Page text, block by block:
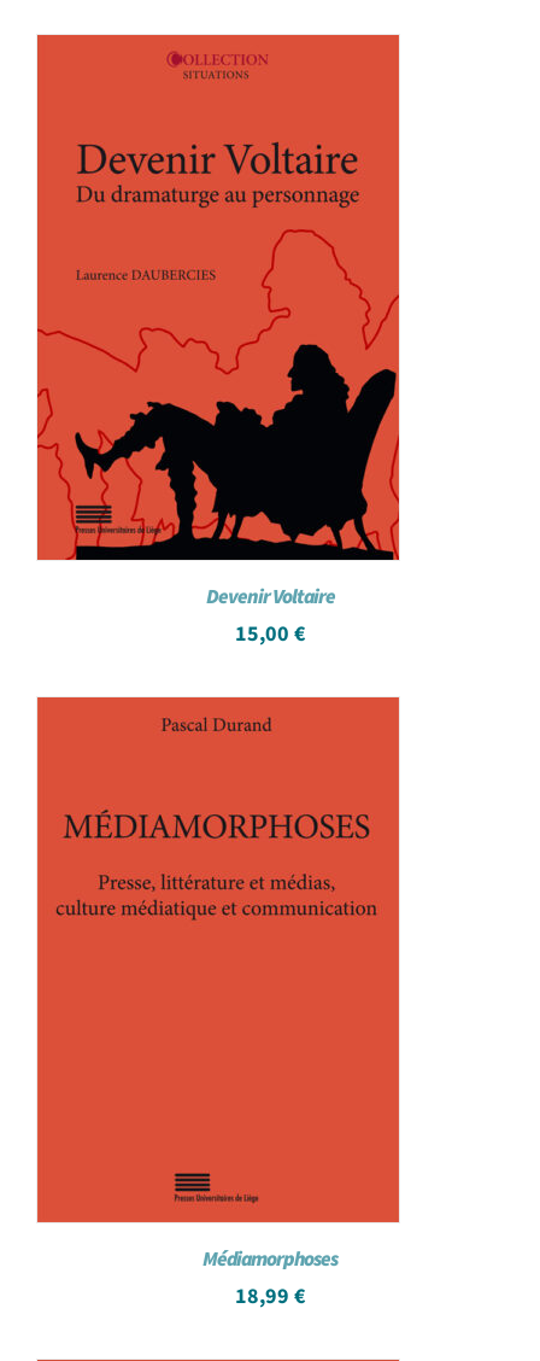
Devenir Voltaire
15,00 €
Médiamorphoses
18,99 €